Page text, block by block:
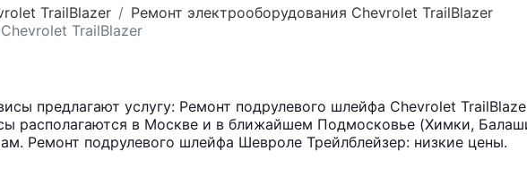
TrailBlazer
Ремонт электрооборудования Chevrolet TrailBlazer
TrailBlazer
предлагают услугу: Ремонт подрулевого шлейфа Chevrolet
располагаются в Москве и в ближайшем Подмосковье (Химки,
Ремонт подрулевого шлейфа Шевроле Трейлблейзер: низкие цены.